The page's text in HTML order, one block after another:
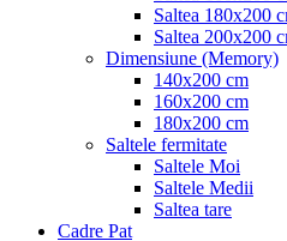
Saltea 180x200
Saltea 200x200
Dimensiune (Memory)
140x200 cm
160x200 cm
180x200 cm
Saltele fermitate
Saltele Moi
Saltele Medii
Saltea tare
Cadre Pat